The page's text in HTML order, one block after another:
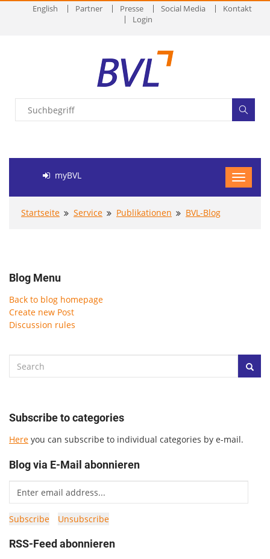
English Partner Presse Social Media
Kontakt
Login
myBVL
Startseite Service Publikationen BVL-Blog
Blog Menu
Back to blog homepage
Create new Post
Discussion rules
Subscribe to categories
Here you can subscribe to individual categories by e-mail.
Blog via E-Mail abonnieren
RSS-Feed abonnieren